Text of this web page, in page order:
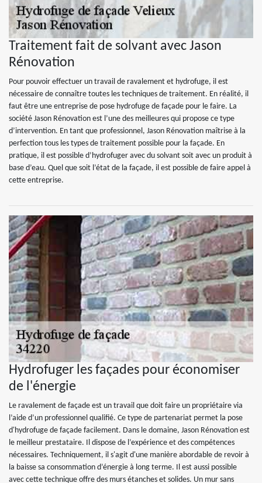
Traitement fait de solvant avec Jason
Rénovation
Pour pouvoir effectuer un travail de ravalement et hydrofuge, il est
nécessaire de connaître toutes les techniques de traitement. En réalité, il
faut être une entreprise de pose hydrofuge de façade pour le faire. La
société Jason Rénovation est l’une des meilleures qui propose ce type
d’intervention. En tant que professionnel, Jason Rénovation maîtrise à la
perfection tous les types de traitement possible pour la façade. En
pratique, il est possible d’hydrofuger avec du solvant soit avec un produit à
base d’eau. Quel que soit l’état de la façade, il est possible de faire appel à
cette entreprise.
Hydrofuger les façades pour économiser
de l'énergie
Le ravalement de façade est un travail que doit faire un propriétaire via
l’aide d’un professionnel qualifié. Ce type de partenariat permet la pose
d'hydrofuge de façade facilement. Dans le domaine, Jason Rénovation est
le meilleur prestataire. Il dispose de l’expérience et des compétences
nécessaires. Techniquement, il s'agit d'une manière abordable de revoir à
la baisse sa consommation d’énergie à long terme. Il est aussi possible
avec cette technique offre des murs étanches et solides. Un mur sans